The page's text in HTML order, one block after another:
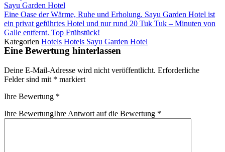
Sayu Garden Hotel
Eine Oase der Wärme, Ruhe und Erholung. Sayu Garden Hotel ist
ein privat geführtes Hotel und nur rund 20 Tuk Tuk – Minuten von
Galle entfernt. Top Frühstück!
Kategorien Hotels Hotels Sayu Garden Hotel
Eine Bewertung hinterlassen
Deine E-Mail-Adresse wird nicht veröffentlicht. Erforderliche
Felder sind mit * markiert
Ihre Bewertung *
Ihre BewertungIhre Antwort auf die Bewertung *